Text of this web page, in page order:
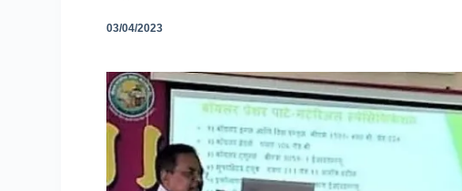
03/04/2023